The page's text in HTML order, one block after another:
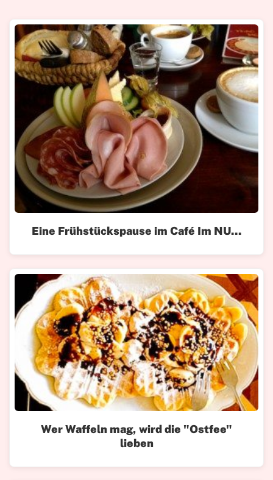
Eine Frühstückspause im Café Im NU...
Wer Waffeln mag, wird die "Ostfee"
lieben